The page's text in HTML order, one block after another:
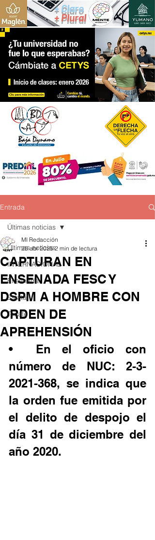
+ Claro
+ Plural
Entrada
Últimas noticias
INTERNACIONAL
Ensenada
Estatal
Tecate
Últimas noticias
CAPTURAN EN
ENSENADA FESC Y
DSPM A HOMBRE CON
ORDEN DE
APREHENSIÓN
MI Redacción
25 abr 2025 2 min de lectura
•	En el oficio con
número de NUC: 2-3-
2021-368, se indica que
la orden fue emitida por
el delito de despojo el
día 31 de diciembre del
año 2020.